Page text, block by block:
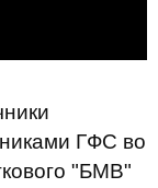
ГФС во
"БМВ"